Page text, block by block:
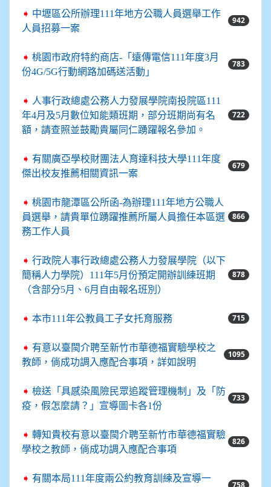
➧ 中壢區公所辦理111年地方公職人員選舉工作
人員招募一案
942
➧ 桃園市政府特約商店-「遠傳電信111年度3月
份4G/5G行動網路加碼送活動」
783
➧ 人事行政總處公務人力發展學院南投院區111
年4月及5月數位知能類班期，部分班期尚有名
額，請查照並鼓勵貴屬同仁踴躍報名參加。
722
➧ 有關廣亞學校財團法人育達科技大學111年度
傑出校友推薦相關資訊一案
679
➧ 桃園市龍潭區公所函-為辦理111年地方公職人
員選舉，請貴單位踴躍推薦所屬人員擔任本區選
務工作人員
866
➧ 行政院人事行政總處公務人力發展學院（以下
簡稱人力學院）111年5月份預定開辦訓練班期
（含部分5月、6月自由報名班別）
878
➧ 本市111年公教員工子女托育服務 715
➧ 有意以臺閩介聘至新竹市華德福實驗學校之
教師，倘成功調入應配合事項，詳如說明
1095
➧ 檢送「具感染風險民眾追蹤管理機制」及「防
疫，假怎麼請？」宣導圖卡各1份
733
➧ 轉知貴校有意以臺閩介聘至新竹市華德福實驗
學校之教師，倘成功調入應配合事項
826
➧ 有關本局111年度兩公約教育訓練及宣導一